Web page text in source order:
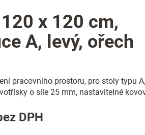
x 120 cm,
A, levý, ořech
pracovního prostoru, pro stoly typu
o síle 25 mm, nastavitelné
DPH